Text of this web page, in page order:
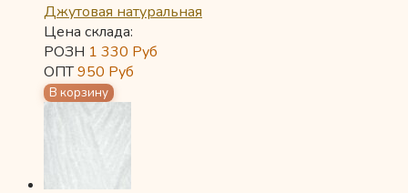
Джутовая натуральная
Цена склада:
РОЗН 1 330 Руб
ОПТ950 Руб